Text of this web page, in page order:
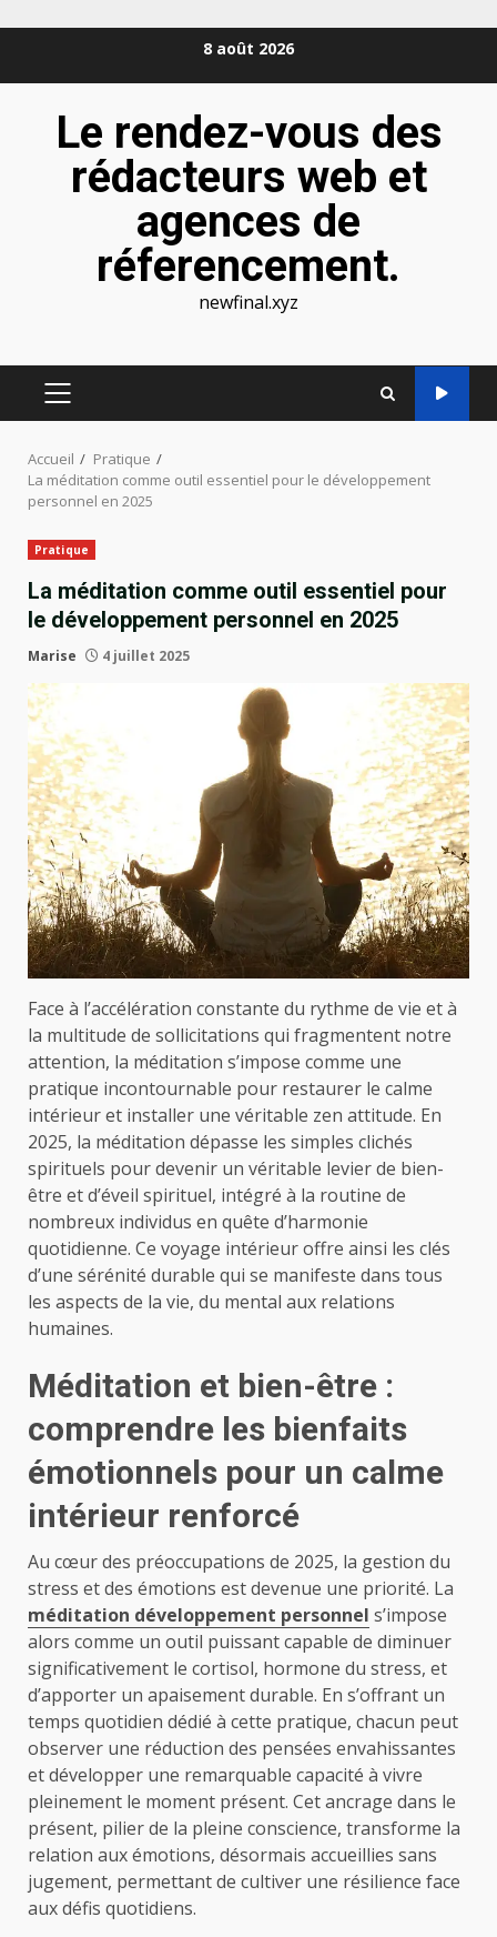
8 août 2026
Le rendez-vous des
rédacteurs web et
agences de
réferencement.
newfinal.xyz
MENU
Accueil
Pratique
La méditation comme outil essentiel pour le développement
personnel en 2025
Pratique
La méditation comme outil essentiel pour
le développement personnel en 2025
Marise 4 juillet 2025
Face à l’accélération constante du rythme de vie et à
la multitude de sollicitations qui fragmentent notre
attention, la méditation s’impose comme une
pratique incontournable pour restaurer le calme
intérieur et installer une véritable zen attitude. En
2025, la méditation dépasse les simples clichés
spirituels pour devenir un véritable levier de bien-
être et d’éveil spirituel, intégré à la routine de
nombreux individus en quête d’harmonie
quotidienne. Ce voyage intérieur offre ainsi les clés
d’une sérénité durable qui se manifeste dans tous
les aspects de la vie, du mental aux relations
humaines.
Méditation et bien-être :
comprendre les bienfaits
émotionnels pour un calme
intérieur renforcé
Au cœur des préoccupations de 2025, la gestion du
stress et des émotions est devenue une priorité. La
méditation développement personnel s’impose
alors comme un outil puissant capable de diminuer
significativement le cortisol, hormone du stress, et
d’apporter un apaisement durable. En s’offrant un
temps quotidien dédié à cette pratique, chacun peut
observer une réduction des pensées envahissantes
et développer une remarquable capacité à vivre
pleinement le moment présent. Cet ancrage dans le
présent, pilier de la pleine conscience, transforme la
relation aux émotions, désormais accueillies sans
jugement, permettant de cultiver une résilience face
aux défis quotidiens.